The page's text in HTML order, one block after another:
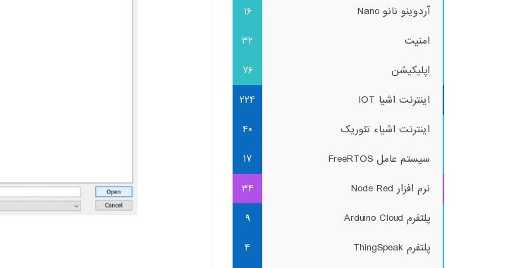
آردوینو نانو Nano
16
امنیت
32
اپلیکیشن
76
اینترنت اشیا IOT
224
اینترنت اشیاء تئوریک
40
سیستم عامل FreeRTOS
17
نرم افزار Node Red
34
پلتفرم Arduino Cloud
9
پلتفرم ThingSpeak
4